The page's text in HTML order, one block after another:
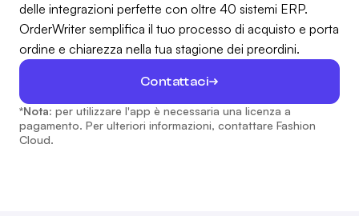
delle integrazioni perfette con oltre 40 sistemi ERP.
OrderWriter semplifica il tuo processo di acquisto e porta
ordine e chiarezza nella tua stagione dei preordini.
Contattaci
*Nota: per utilizzare l'app è necessaria una licenza a
pagamento. Per ulteriori informazioni, contattare Fashion
Cloud.